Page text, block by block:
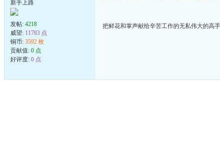
新手上路
发帖: 4218
威望: 11783 点
铜币: 3592 枚
贡献值: 0 点
好评度: 0 点
把鲜花和掌声献给辛苦工作的无私伟大的高